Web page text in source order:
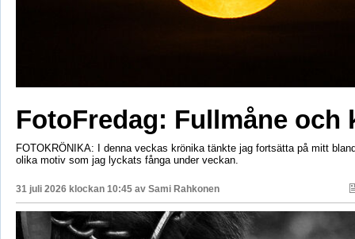
FotoFredag: Fullmåne och
FOTOKRÖNIKA: I denna veckas krönika tänkte jag fortsätta på mitt
olika motiv som jag lyckats fånga under veckan.
31 juli 2026 klockan 10:45 av Sami Rahkonen